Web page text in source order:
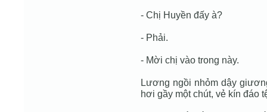
- Chị Huyền đấy à?
- Phải.
- Mời chị vào trong này.
Lương ngồi nhỏm dậy
hơi gầy một chút, vẻ kín đáo